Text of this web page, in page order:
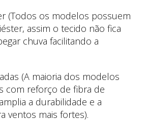
(Todos os modelos possuem
assim o tecido não fica
chuva facilitando a
(A maioria dos modelos
com reforço de fibra de
a durabilidade e a
ventos mais fortes).